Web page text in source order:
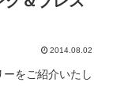
2014.08.02
をご紹介いたし